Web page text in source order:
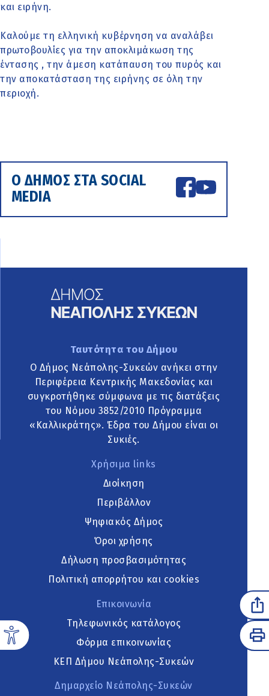
και ειρήνη.
Καλούμε τη ελληνική κυβέρνηση να αναλάβει
πρωτοβουλίες για την αποκλιμάκωση της
έντασης , την άμεση κατάπαυση του πυρός και
την αποκατάσταση της ειρήνης σε όλη την
περιοχή.
Ο ΔΗΜΟΣ ΣΤΑ SOCIAL
MEDIA
Ταυτότητα του Δήμου
Ο Δήμος Νεάπολης-Συκεών ανήκει στην
Περιφέρεια Κεντρικής Μακεδονίας και
συγκροτήθηκε σύμφωνα με τις διατάξεις
του Νόμου 3852/2010 Πρόγραμμα
«Καλλικράτης». Έδρα του Δήμου είναι οι
Συκιές.
Χρήσιμα links
Διοίκηση
Περιβάλλον
Ψηφιακός Δήμος
Όροι χρήσης
Δήλωση προσβασιμότητας
Πολιτική απορρήτου και cookies
Επικοινωνία
Τηλεφωνικός κατάλογος
Φόρμα επικοινωνίας
ΚΕΠ Δήμου Νεάπολης-Συκεών
Δημαρχείο Νεάπολης-Συκεών